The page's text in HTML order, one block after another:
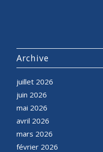
Archive
juillet 2026
juin 2026
mai 2026
avril 2026
mars 2026
février 2026